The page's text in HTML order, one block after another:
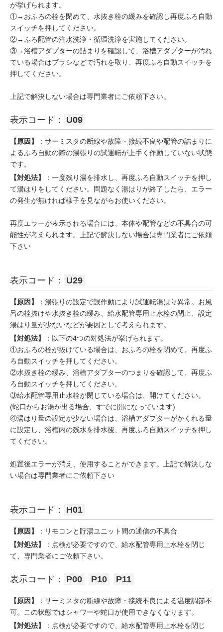
が挙げられます。
①→おふろの栓を閉めて、水抜き栓の緩みを確認し再度ふろ自動
スイッチを押してください。
②→ふろ配管の注水洗浄・循環洗浄を実施してください。
③→浴槽アダプターの詰まりを確認して、浴槽アダプターが汚れ
ている場合はブラシなどで汚れを取り、再度ふろ自動スイッチを
押してください。
上記で解決しない場合は専門業者にご依頼下さい。
表示コード： U09
【原因】
：サーミスタの断線や故障・接続不良や配管の詰まりに
よるふろ自動の際の湯張りの試運転が上手く作動していない状態
です。
【対処法】
：一度残り湯を排水し、再度ふろ自動スイッチを押し
て湯はりをしてください。問題なく湯はりが終了したら、エラー
の発生が無ければ様子を見ながらお使いください。
再度エラーが表示される場合には、本体や配管などの不具合の可
能性が考えられます。上記で解決しない場合は専門業者にご依頼
下さい
表示コード： U29
【原因】
：湯張りの設定で誤作動により試運転湯はり異常。お風
呂の栓抜けや水抜き栓の緩み、給水配管専用止水栓の閉止、設定
湯はり量が少ないなどが要因として考えられます。
【対処法】
：以下の4つの対処法が挙げられます。
①おふろの栓が抜けている場合は、おふろの栓を閉めて、再度ふ
ろ自動スイッチを押してください。
②水抜き栓の緩み、浴槽アダプターのつまりを確認して、再度ふ
ろ自動スイッチを押してください。
③給水配管専用止水栓が閉じている場合は、開けてください。
(蛇口からお湯が出る場合、すでに開になっています)
④湯はり量の設定が少ない場合は、浴槽アダプターがかくれる量
に設定し、浴槽内の残水を排水後、再度ふろ自動スイッチを押し
てください。
処置後エラーが消え、使用することができます。上記で解決しな
い場合は専門業者にご依頼下さい
表示コード： H01
【原因】
：リモコンと貯湯ユニット間の通信の不具合
【対処法】
：点検が必要ですので、給水配管専用止水栓を閉じ
て、専門業者にご依頼下さい。
表示コード： P00 P10 P11
【原因】
：サーミスタの断線や故障・接続不良による温度調節不
可。この状態ではシャワーや蛇口が使用できなくなります。
【対処法】
：点検が必要ですので、給水配管専用止水栓を閉じ